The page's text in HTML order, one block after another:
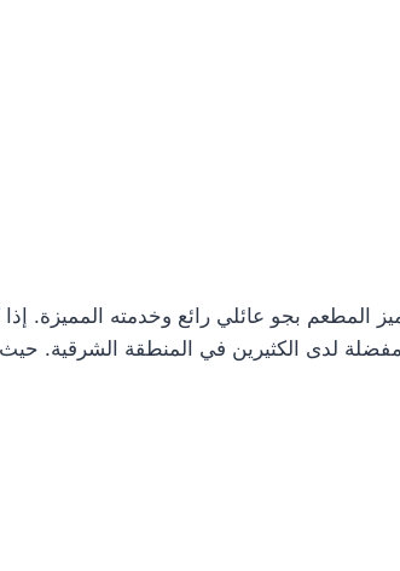
المطعم بجو عائلي رائع وخدمته
لدى الكثيرين في المنطقة الشرقية.